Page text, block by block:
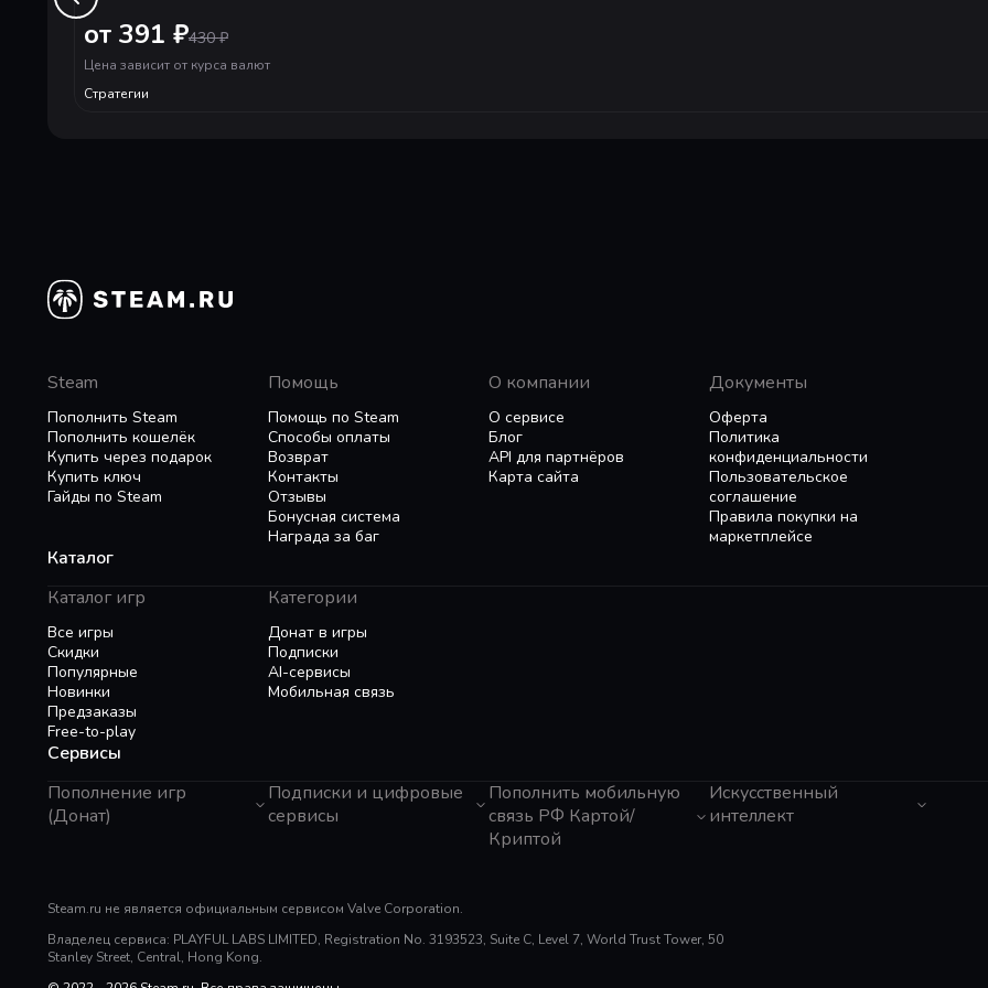
облегчит управление войсками на поле боя.
Усовершенствованная игровая механика
**Для поддержки графики в разрешении 4K необходимо загрузить набор «Улучшенная графика»
от 391 ₽430 ₽
Цена зависит от курса валют
Стратегии
Steam
Пополнить Steam
Пополнить кошелёк
Купить через подарок
Купить ключ
Гайды по Steam
Помощь
Помощь по Steam
Способы оплаты
Возврат
Контакты
Отзывы
Бонусная система
Награда за баг
О компании
О сервисе
Блог
API для партнёров
Карта сайта
Документы
Оферта
Политика
конфиденциальности
Пользовательское
соглашение
Правила покупки на
маркетплейсе
Каталог
Каталог игр
Все игры
Скидки
Популярные
Новинки
Предзаказы
Free-to-play
Категории
Донат в игры
Подписки
AI-сервисы
Мобильная связь
Сервисы
Пополнение игр
(Донат)
Genshin Impact
Super SUS
PUBG Mobile
Free Fire
Подписки и цифровые
сервисы
Telegram Премиум
Rewarble
Razer Gold
Пополнить мобильную
связь РФ Картой/
Криптой
Мегафон
Искусственный
интеллект
Perplexity
Suno AI
Steam.ru не является официальным сервисом Valve Corporation.
Владелец сервиса: PLAYFUL LABS LIMITED, Registration No. 3193523, Suite C, Level 7, World Trust Tower, 50
Stanley Street, Central, Hong Kong.